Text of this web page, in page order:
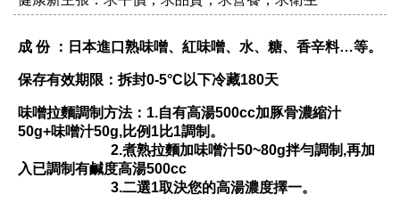
成 份 ：日本進口熟味噌、紅味噌、水、糖、香辛料…等。
保存有效期限：拆封0-5°C以下冷藏180天
味噌拉麵調制方法：1.自有高湯500cc加豚骨濃縮汁
50g+味噌汁50g,比例1比1調制。
2.煮熟拉麵加味噌汁50~80g拌勻調制,再加
入已調制有鹹度高湯500cc
3.二選1取決您的高湯濃度擇一。